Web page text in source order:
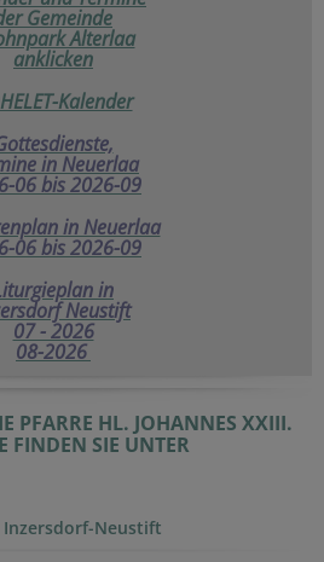
Gemeinde
Alterlaa
anklicken
Kalender
in Neuerlaa
06 bis 2026-09
in Neuerlaa
06 bis 2026-09
in
Neustift
07 - 2026
08-2026
PFARRE HL. JOHANNES XXIII.
FINDEN SIE UNTER
Inzersdorf-Neustift